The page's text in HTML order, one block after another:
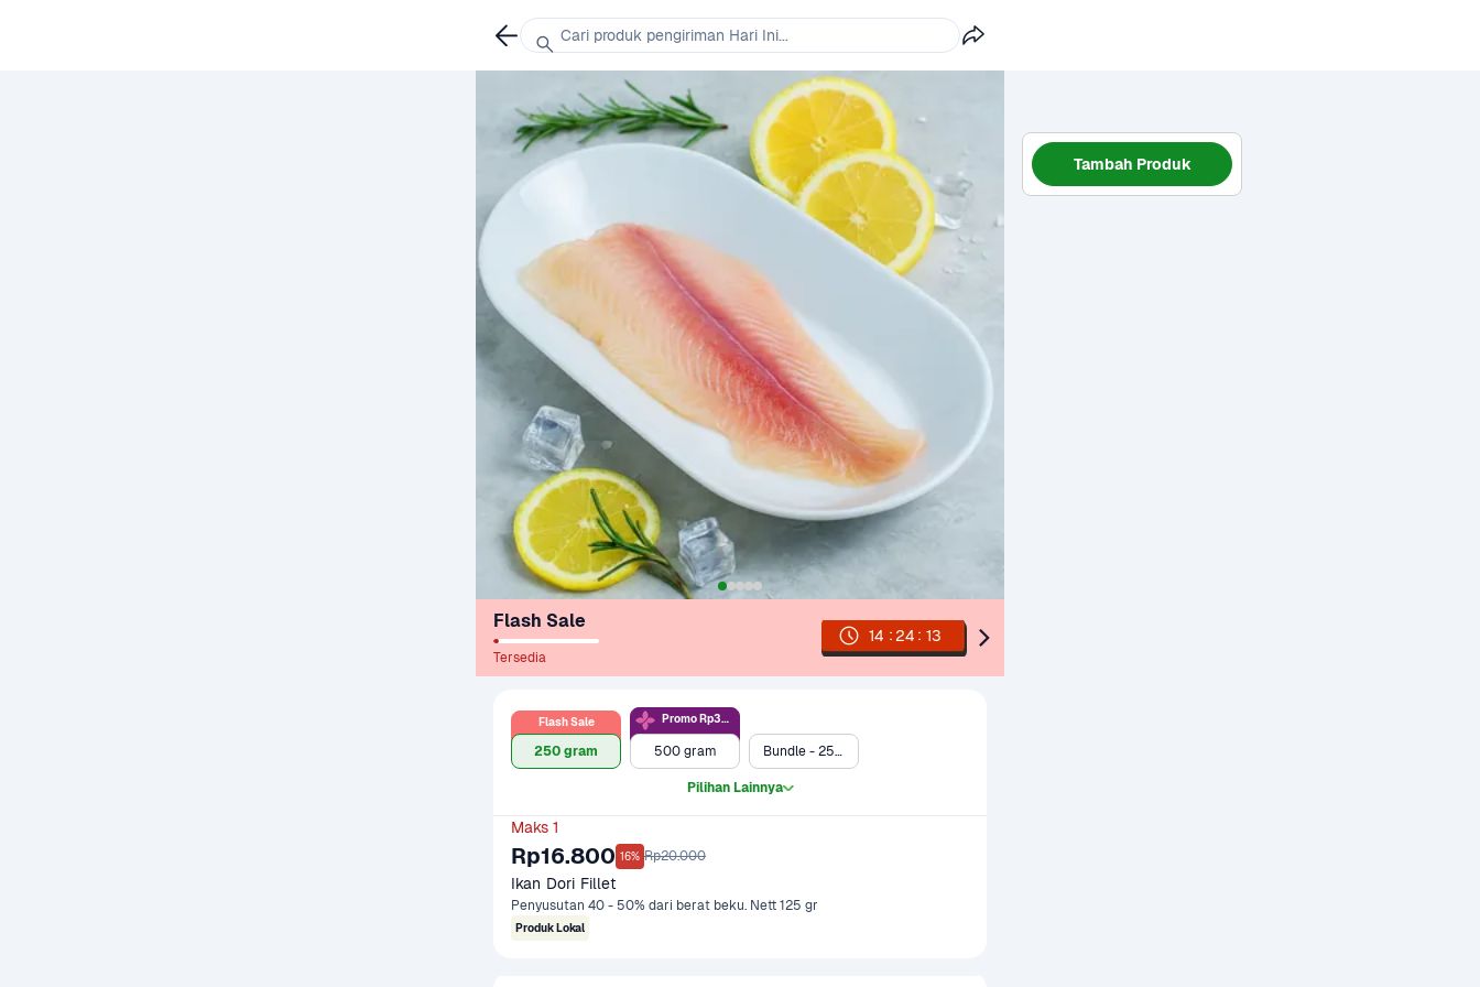
Flash Sale
Tersedia
14 :24 : 13
250 gram
Flash Sale
500 gram
Promo Rp36rb
Bundle - 250 gram + Oatside Barista Blend 1 L
Pilihan Lainnya
Maks 1
Rp16.800 16% Rp20.000
Ikan Dori Fillet
Penyusutan 40 - 50% dari berat beku. Nett 125 gr
Produk Lokal
Tambah Produk
Cari produk pengiriman Hari Ini...